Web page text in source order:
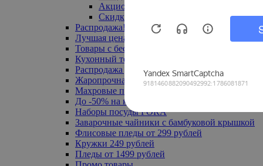
Акционные товары
Скидка 20% по промокоду
Распродажа! Ульяновск до -70%
Лучшая цена
Товары с бесплатной доставкой
Кухонный текстиль
Распродажа до -50%
Жаропрочная посуда
Махровые полотенца
До -50% на ковры
Наборы посуды FORA
Заварочные чайники с бамбуковой крышкой
Флисовые пледы от 299 рублей
Кружки 249 рублей
Пледы от 1499 рублей